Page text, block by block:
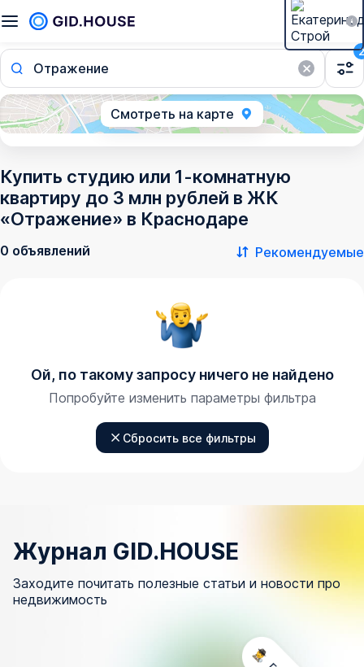
Отражение
2
Смотреть на карте
Купить студию или 1-комнатную
квартиру до 3 млн рублей в ЖК
«Отражение» в Краснодаре
0 объявлений Рекомендуемые
Ой, по такому запросу ничего не найдено
Попробуйте изменить параметры фильтра
Сбросить все фильтры
Журнал GID.HOUSE
Заходите почитать полезные статьи и новости про
недвижимость